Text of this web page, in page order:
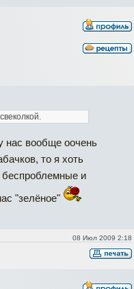
нас вообще оочень
то я хоть
беспроблемные и
"зелёное"
08 Июл 2009 2:18